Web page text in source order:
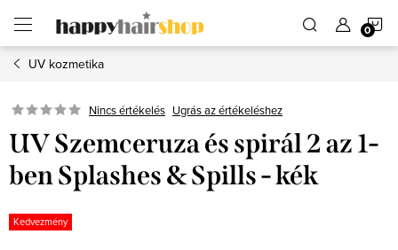
fő
tartalomhozUV kozmetika
Nincs értékelés Ugrás az értékeléshez
UV Szemceruza és spirál 2 az 1-
ben Splashes & Spills - kék
Kedvezmény